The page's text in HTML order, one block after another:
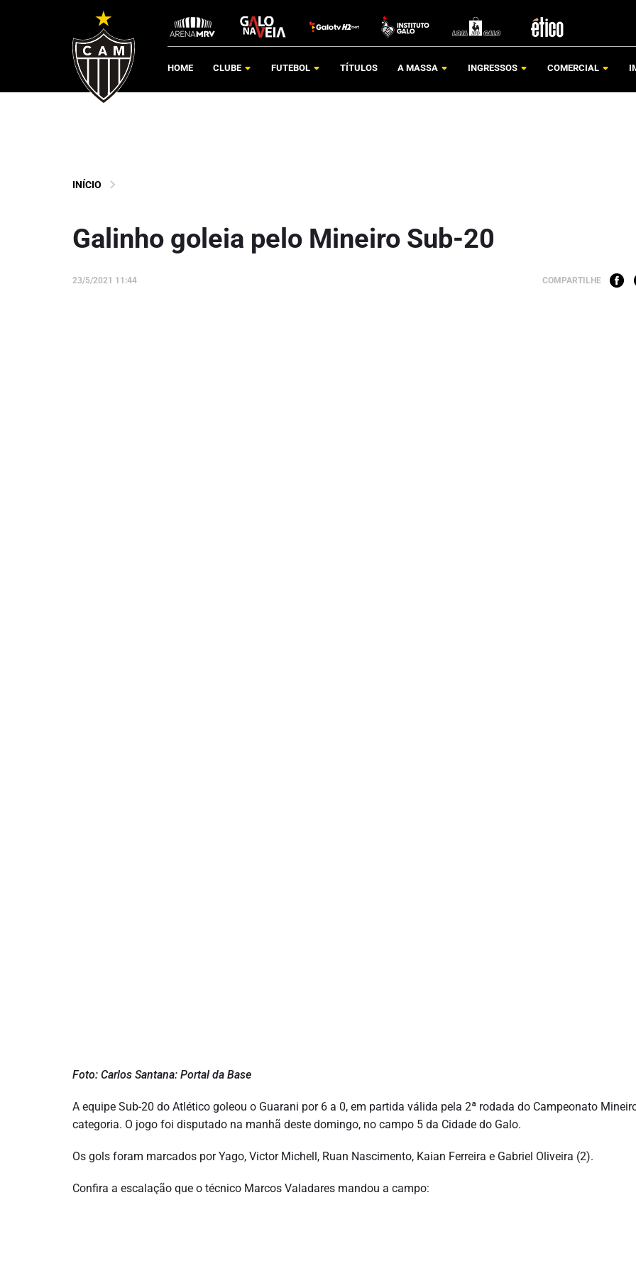
HOME CLUBE FUTEBOL TÍTULOS A MASSA INGRESSOS COMERCIAL
INÍCIO
Galinho goleia pelo Mineiro Sub-20
23/5/2021 11:44 COMPARTILHE
Foto: Carlos Santana: Portal da Base
A equipe Sub-20 do Atlético goleou o Guarani por 6 a 0, em partida válida pela 2ª rodada do Campeonato
categoria. O jogo foi disputado na manhã deste domingo, no campo 5 da Cidade do Galo.
Os gols foram marcados por Yago, Victor Michell, Ruan Nascimento, Kaian Ferreira e Gabriel Oliveira (2).
Confira a escalação que o técnico Marcos Valadares mandou a campo: